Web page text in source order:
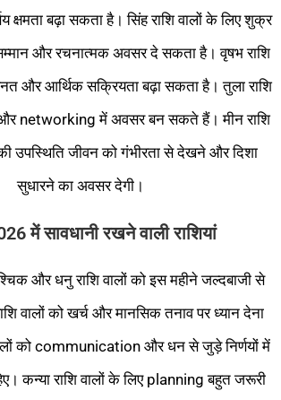
क्षमता बढ़ा सकता है। सिंह राशि वालों के लिए शुक्र
और रचनात्मक अवसर दे सकता है। वृषभ राशि
और आर्थिक सक्रियता बढ़ा सकता है। तुला राशि
और networking में अवसर बन सकते हैं। मीन राशि
उपस्थिति जीवन को गंभीरता से देखने और दिशा
सुधारने का अवसर देगी।
में सावधानी रखने वाली राशियां
और धनु राशि वालों को इस महीने जल्दबाजी से
वालों को खर्च और मानसिक तनाव पर ध्यान देना
को communication और धन से जुड़े निर्णयों में
कन्या राशि वालों के लिए planning बहुत जरूरी